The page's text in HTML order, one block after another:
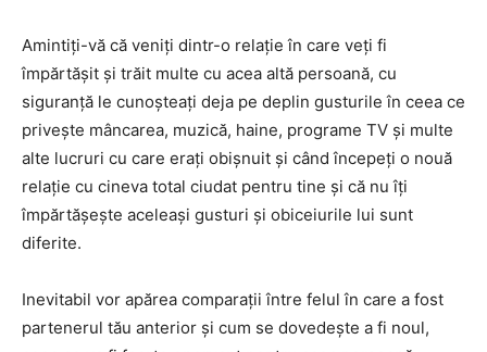
Amintiți-vă că veniți dintr-o relație în care veți fi
împărtășit și trăit multe cu acea altă persoană, cu
siguranță le cunoșteați deja pe deplin gusturile în ceea ce
privește mâncarea, muzică, haine, programe TV și multe
alte lucruri cu care erați obișnuit și când începeți o nouă
relație cu cineva total ciudat pentru tine și că nu îți
împărtășește aceleași gusturi și obiceiurile lui sunt
diferite.
Inevitabil vor apărea comparații între felul în care a fost
partenerul tău anterior și cum se dovedește a fi noul,